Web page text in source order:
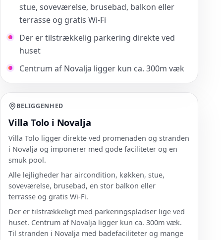
stue, soveværelse, brusebad, balkon eller
terrasse og gratis Wi-Fi
Der er tilstrækkelig parkering direkte ved
huset
Centrum af Novalja ligger kun ca. 300m væk
BELIGGENHED
Villa Tolo i Novalja
Villa Tolo ligger direkte ved promenaden og stranden
i Novalja og imponerer med gode faciliteter og en
smuk pool.
Alle lejligheder har aircondition, køkken, stue,
soveværelse, brusebad, en stor balkon eller
terrasse og gratis Wi-Fi.
Der er tilstrækkeligt med parkeringspladser lige ved
huset. Centrum af Novalja ligger kun ca. 300m væk.
Til stranden i Novalja med badefaciliteter og mange